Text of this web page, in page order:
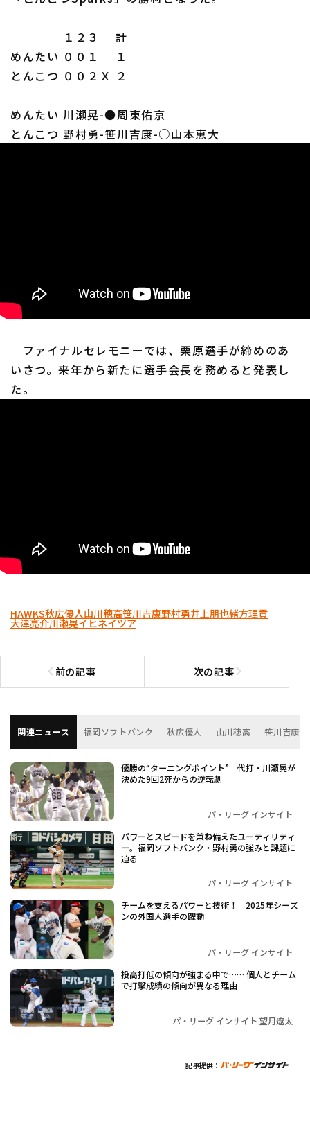
１２３ 計
めんたい ００１ １
とんこつ ００２Ｘ ２
めんたい 川瀬晃-●周東佑京
とんこつ 野村勇-笹川吉康-○山本恵大
ファイナルセレモニーでは、栗原選手が締めのあ
いさつ。来年から新たに選手会長を務めると発表し
た。
HAWKS秋広優人山川穂高笹川吉康野村勇井上朋也緒方理貢
大津亮介川瀬晃イヒネイツア
前の記事
前の記事へ 次の記事次の記事へ
関連ニュース 福岡ソフトバンク 秋広優人 山川穂高 笹川吉康
優勝の“ターニングポイント” 代打・川瀬晃が
決めた9回2死からの逆転劇
パ・リーグ インサイト
パワーとスピードを兼ね備えたユーティリティ
ー。福岡ソフトバンク・野村勇の強みと課題に
迫る
パ・リーグ インサイト
チームを支えるパワーと技術！ 2025年シーズ
ンの外国人選手の躍動
パ・リーグ インサイト
投高打低の傾向が強まる中で…… 個人とチーム
で打撃成績の傾向が異なる理由
パ・リーグ インサイト 望月遼太
記事提供：